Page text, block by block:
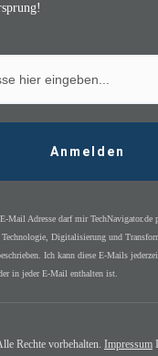
Anmelden
Mail Adresse darf mir TechNavigator.de
Digitalisierung und
Ich kann diese E-Mails
in jeder E-Mail enthalten ist.
Rechte vorbehalten. Impressum I